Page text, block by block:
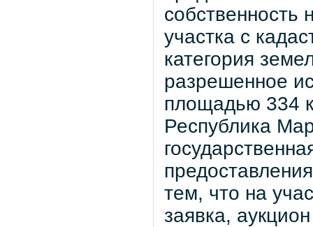
собственность
участка с
категория
разрешенное
площадью 334
Республика
тем, что на
заявка,